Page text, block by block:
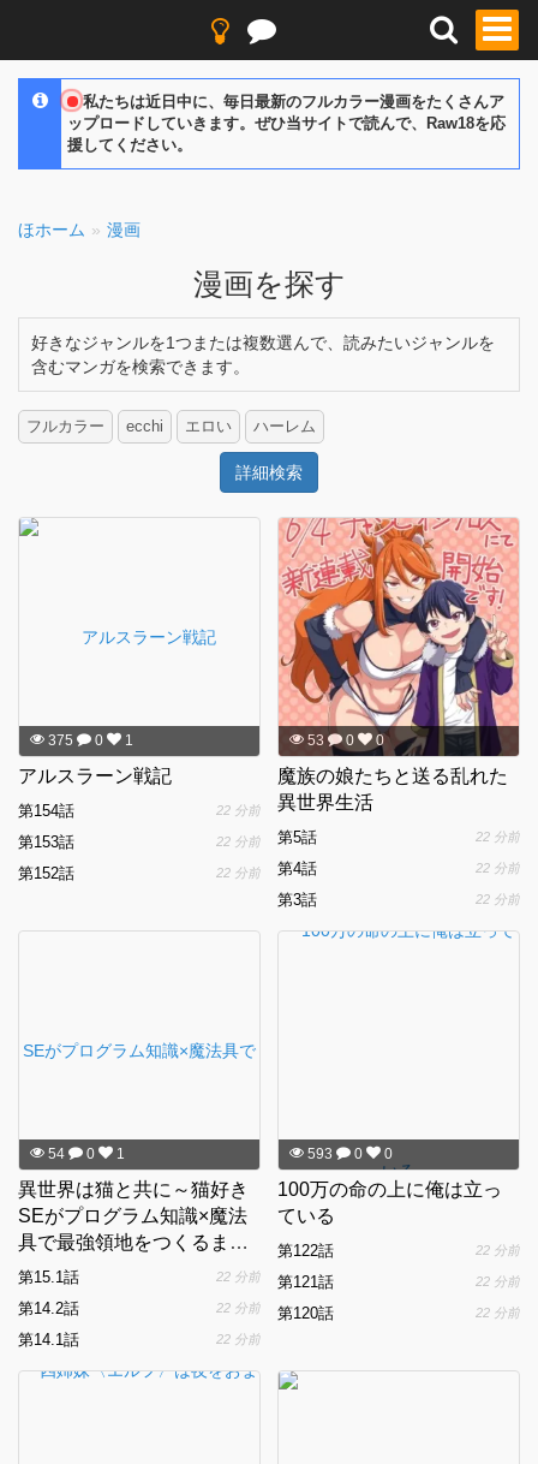
私たちは近日中に、毎日最新のフルカラー漫画をたくさんア
ップロードしていきます。ぜひ当サイトで読んで、Raw18を応
援してください。
ほホーム 漫画
漫画を探す
好きなジャンルを1つまたは複数選んで、読みたいジャンルを
含むマンガを検索できます。
フルカラー ecchi エロい ハーレム
詳細検索
375 0 1
アルスラーン戦記
第154話 22 分前
第153話 22 分前
第152話 22 分前
53 0 0
魔族の娘たちと送る乱れた
異世界生活
第5話 22 分前
第4話 22 分前
第3話 22 分前
54 0 1
異世界は猫と共に～猫好き
SEがプログラム知識×魔法
具で最強領地をつくるまで
～
第15.1話 22 分前
第14.2話 22 分前
第14.1話 22 分前
593 0 0
100万の命の上に俺は立っ
ている
第122話 22 分前
第121話 22 分前
第120話 22 分前